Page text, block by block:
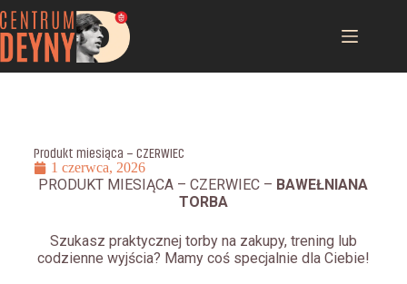
Produkt miesiąca – CZERWIEC
1 czerwca, 2026
PRODUKT MIESIĄCA – CZERWIEC – BAWEŁNIANA
TORBA
Szukasz praktycznej torby na zakupy, trening lub
codzienne wyjścia? Mamy coś specjalnie dla Ciebie!